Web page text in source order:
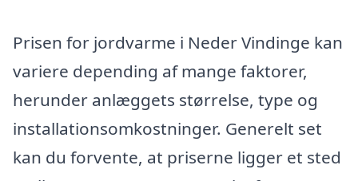
Prisen for jordvarme i Neder Vindinge kan
variere depending af mange faktorer,
herunder anlæggets størrelse, type og
installationsomkostninger. Generelt set
kan du forvente, at priserne ligger et sted